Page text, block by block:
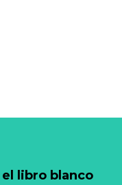
libro blanco